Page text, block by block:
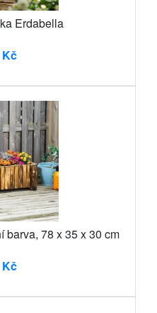
Erdabella
Kč
barva, 78 x 35 x 30 cm
Kč